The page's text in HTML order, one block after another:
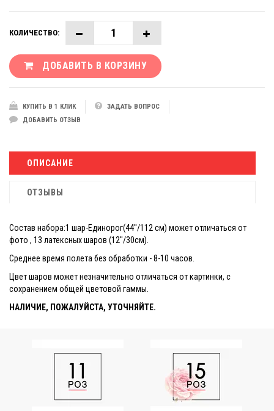
КОЛИЧЕСТВО:
ДОБАВИТЬ В КОРЗИНУ
КУПИТЬ В 1 КЛИК
ЗАДАТЬ ВОПРОС
ДОБАВИТЬ ОТЗЫВ
ОПИСАНИЕ
ОТЗЫВЫ
Состав набора:1 шар-Единорог(44''/112 см) может отличаться от
фото , 13 латексных шаров (12''/30см).
Среднее время полета без обработки - 8-10 часов.
Цвет шаров может незначительно отличаться от картинки, с
сохранением общей цветовой гаммы.
НАЛИЧИЕ, ПОЖАЛУЙСТА, УТОЧНЯЙТЕ.